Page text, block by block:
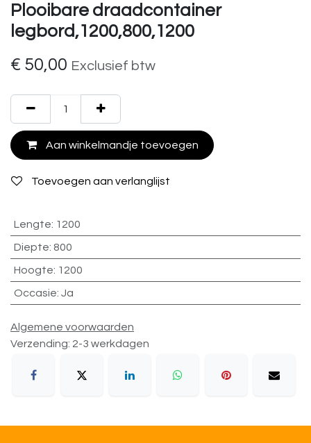
Plooibare draadcontainer
legbord,1200,800,1200
€ 50,00 Exclusief btw
Aan winkelmandje toevoegen
Toevoegen aan verlanglijst
Lengte: 1200
Diepte: 800
Hoogte: 1200
Occasie: Ja
Algemene voorwaarden
Verzending: 2-3 werkdagen